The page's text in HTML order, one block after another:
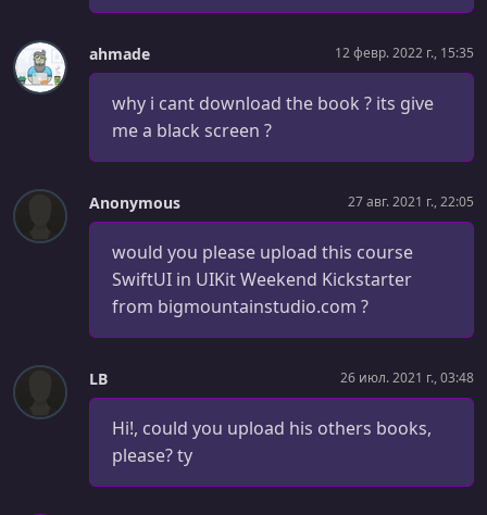
ahmade 12 февр. 2022 г., 15:35
why i cant download the book ? its give
me a black screen ?
Anonymous 27 авг. 2021 г., 22:05
would you please upload this course
SwiftUI in UIKit Weekend Kickstarter
from bigmountainstudio.com ?
LB 26 июл. 2021 г., 03:48
Hi!, could you upload his others books,
please? ty